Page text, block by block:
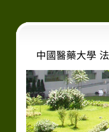
中國醫藥大學